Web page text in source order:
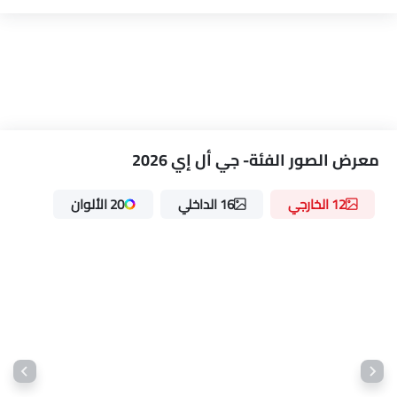
مرآة الزينة
نظام منع انغلاق المكابح
أجهزة استشعار وقوف السيارات
قفل مركزي
تحذير حزام المقعد
معرض الصور الفئة- جي أل إي 2026
12 الخارجي 16 الداخلي 20 الألوان